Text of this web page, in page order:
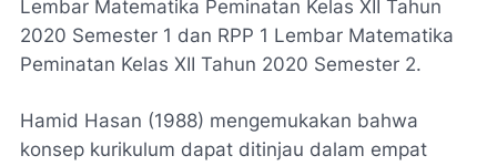
Lembar Matematika Peminatan Kelas XII Tahun
2020 Semester 1 dan RPP 1 Lembar Matematika
Peminatan Kelas XII Tahun 2020 Semester 2.
Hamid Hasan (1988) mengemukakan bahwa
konsep kurikulum dapat ditinjau dalam empat